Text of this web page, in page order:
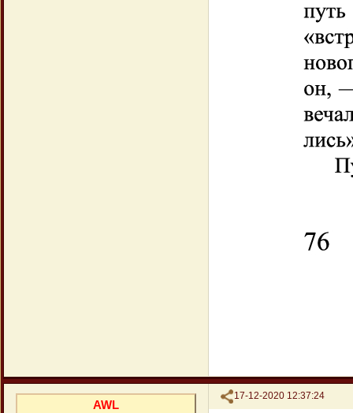
Поделиться
17-12-2020 12:37:24
AWL